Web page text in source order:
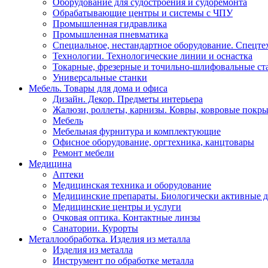
Оборудование для судостроения и судоремонта
Обрабатывающие центры и системы с ЧПУ
Промышленная гидравлика
Промышленная пневматика
Специальное, нестандартное оборудование.
Технологии. Технологические линии и оснастка
Токарные, фрезерные и точильно-шлифовальные
Универсальные станки
Мебель. Товары для дома и офиса
Дизайн. Декор. Предметы интерьера
Жалюзи, роллеты, карнизы. Ковры, ковровые
Мебель
Мебельная фурнитура и комплектующие
Офисное оборудование, оргтехника, канцтовары
Ремонт мебели
Медицина
Аптеки
Медицинская техника и оборудование
Медицинские препараты. Биологически активные
Медицинские центры и услуги
Очковая оптика. Контактные линзы
Санатории. Курорты
Металлообработка. Изделия из металла
Изделия из металла
Инструмент по обработке металла